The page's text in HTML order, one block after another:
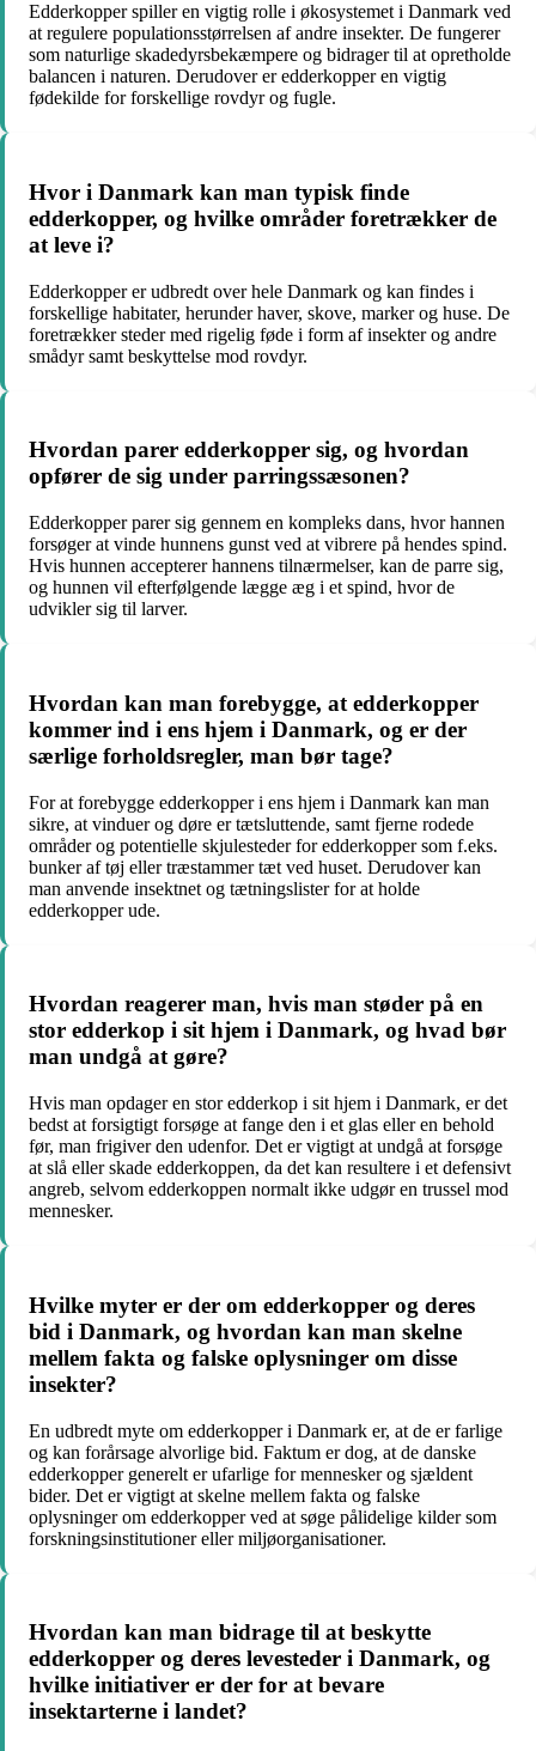
Edderkopper spiller en vigtig rolle i økosystemet i Danmark ved
at regulere populationsstørrelsen af andre insekter. De fungerer
som naturlige skadedyrsbekæmpere og bidrager til at opretholde
balancen i naturen. Derudover er edderkopper en vigtig
fødekilde for forskellige rovdyr og fugle.
Hvor i Danmark kan man typisk finde
edderkopper, og hvilke områder foretrækker de
at leve i?
Edderkopper er udbredt over hele Danmark og kan findes i
forskellige habitater, herunder haver, skove, marker og huse. De
foretrækker steder med rigelig føde i form af insekter og andre
smådyr samt beskyttelse mod rovdyr.
Hvordan parer edderkopper sig, og hvordan
opfører de sig under parringssæsonen?
Edderkopper parer sig gennem en kompleks dans, hvor hannen
forsøger at vinde hunnens gunst ved at vibrere på hendes spind.
Hvis hunnen accepterer hannens tilnærmelser, kan de parre sig,
og hunnen vil efterfølgende lægge æg i et spind, hvor de
udvikler sig til larver.
Hvordan kan man forebygge, at edderkopper
kommer ind i ens hjem i Danmark, og er der
særlige forholdsregler, man bør tage?
For at forebygge edderkopper i ens hjem i Danmark kan man
sikre, at vinduer og døre er tætsluttende, samt fjerne rodede
områder og potentielle skjulesteder for edderkopper som f.eks.
bunker af tøj eller træstammer tæt ved huset. Derudover kan
man anvende insektnet og tætningslister for at holde
edderkopper ude.
Hvordan reagerer man, hvis man støder på en
stor edderkop i sit hjem i Danmark, og hvad bør
man undgå at gøre?
Hvis man opdager en stor edderkop i sit hjem i Danmark, er det
bedst at forsigtigt forsøge at fange den i et glas eller en behold
før, man frigiver den udenfor. Det er vigtigt at undgå at forsøge
at slå eller skade edderkoppen, da det kan resultere i et defensivt
angreb, selvom edderkoppen normalt ikke udgør en trussel mod
mennesker.
Hvilke myter er der om edderkopper og deres
bid i Danmark, og hvordan kan man skelne
mellem fakta og falske oplysninger om disse
insekter?
En udbredt myte om edderkopper i Danmark er, at de er farlige
og kan forårsage alvorlige bid. Faktum er dog, at de danske
edderkopper generelt er ufarlige for mennesker og sjældent
bider. Det er vigtigt at skelne mellem fakta og falske
oplysninger om edderkopper ved at søge pålidelige kilder som
forskningsinstitutioner eller miljøorganisationer.
Hvordan kan man bidrage til at beskytte
edderkopper og deres levesteder i Danmark, og
hvilke initiativer er der for at bevare
insektarterne i landet?